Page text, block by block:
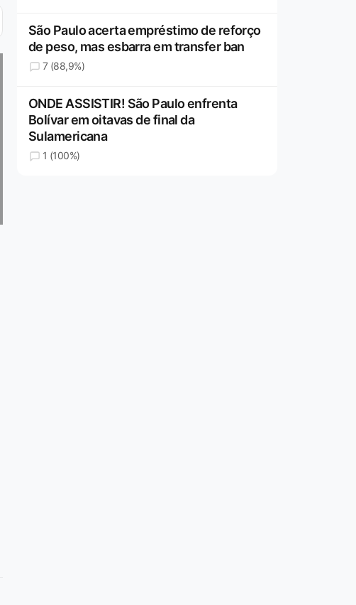
São Paulo acerta empréstimo de reforço
de peso, mas esbarra em transfer ban
7 (88,9%)
ONDE ASSISTIR! São Paulo enfrenta
Bolívar em oitavas de final da
Sulamericana
1 (100%)